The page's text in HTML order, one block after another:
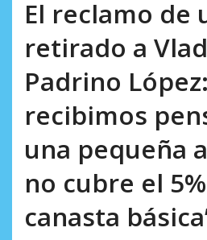
El reclamo de
retirado a
Padrino
recibimos
una pequeña
no cubre el
canasta